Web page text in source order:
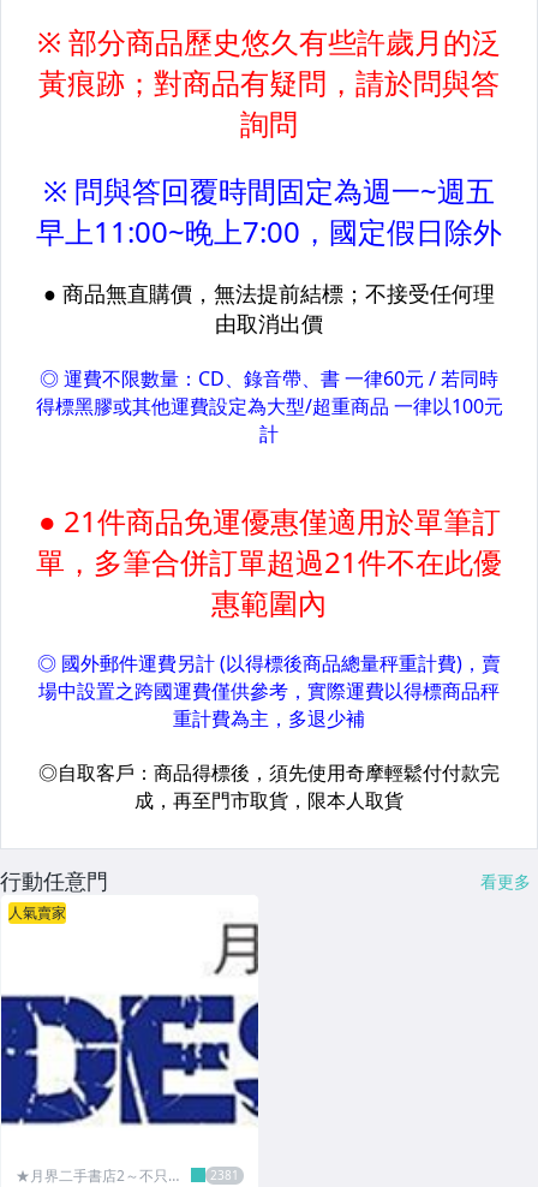
行動任意門 看更多
人氣賣家
★月界二手書店2～不只是